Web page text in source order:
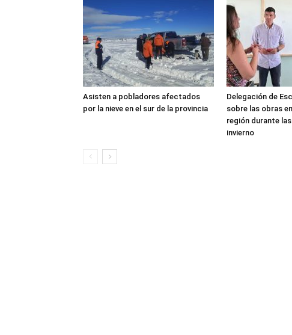
Asisten a pobladores afectados
por la nieve en el sur de la provincia
Delegación de
sobre las obras
región durante
invierno